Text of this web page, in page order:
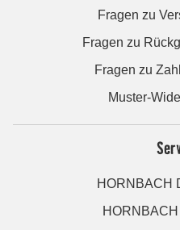
Fragen zu
Fragen zu
Fragen zu
Muster-
HORNBACH